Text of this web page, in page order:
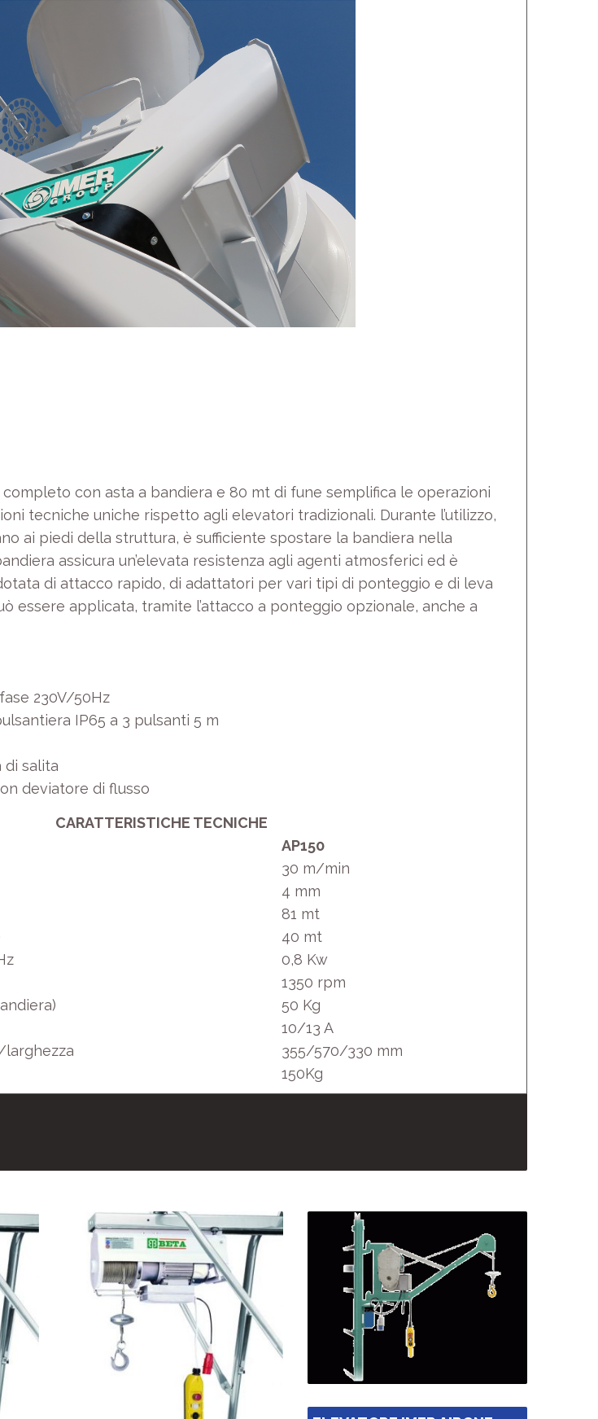
completo con asta a bandiera e 80 mt di fune semplifica le operazioni
tecniche uniche rispetto agli elevatori tradizionali. Durante l’utilizzo,
ai piedi della struttura, è sufficiente spostare la bandiera nella
assicura un’elevata resistenza agli agenti atmosferici ed è
di attacco rapido, di adattatori per vari tipi di ponteggio e di leva
essere applicata, tramite l’attacco a ponteggio opzionale, anche a
230V/50Hz
IP65 a 3 pulsanti 5 m
di salita
deviatore di flusso
CARATTERISTICHE TECNICHE
AP150
30 m/min
4 mm
81 mt
40 mt
0,8 Kw
1350 rpm
50 Kg
10/13 A
355/570/330 mm
150Kg